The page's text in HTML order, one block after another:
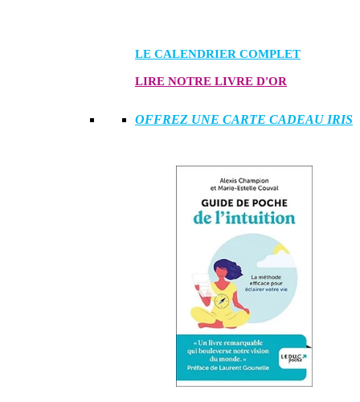
LE CALENDRIER COMPLET
LIRE NOTRE LIVRE D'OR
OFFREZ UNE CARTE CADEAU IRIS